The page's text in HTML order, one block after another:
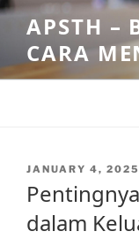
Skip
content
APSTH –
CARA
POSTED
JANUARY 4, 2025
dalam